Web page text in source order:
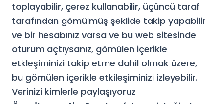
toplayabilir, çerez kullanabilir, üçüncü taraf
tarafından gömülmüş şeklide takip yapabilir
ve bir hesabınız varsa ve bu web sitesinde
oturum açtıysanız, gömülen içerikle
etkleşiminizi takip etme dahil olmak üzere,
bu gömülen içerikle etkileşiminizi izleyebilir.
Verinizi kimlerle paylaşıyoruz